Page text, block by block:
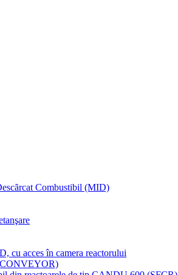
Combustibil (MID)
cu acces în camera reactorului